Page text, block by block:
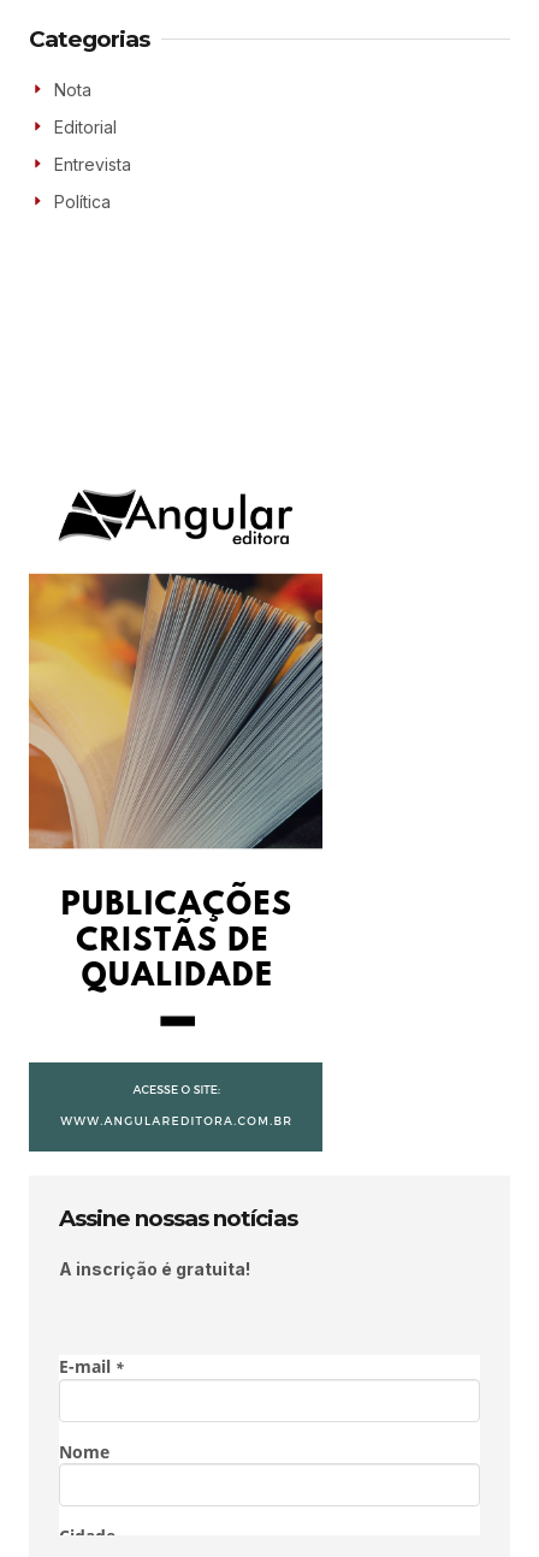
Categorias
Nota
Editorial
Entrevista
Política
Assine nossas notícias
A inscrição é gratuita!